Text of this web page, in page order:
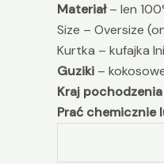
Materiał– len
Size – Oversize
Kurtka – kufajka
Guziki –
Kraj
Prać chemicznie